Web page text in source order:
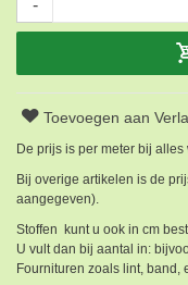
-
Toevoegen aan
De prijs is per meter bij alles
Bij overige artikelen is de
aangegeven).
Stoffen kunt u ook in cm
U vult dan bij aantal in:
Fournituren zoals lint, band,